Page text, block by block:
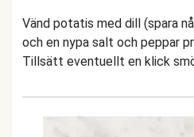
Vänd potatis med dill (spara
och en nypa salt och peppar
Tillsätt eventuellt en klick